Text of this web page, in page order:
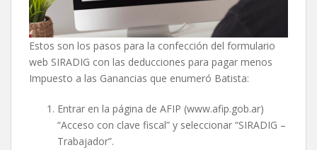
Estos son los pasos para la confección del formulario
web SIRADIG con las deducciones para pagar menos
Impuesto a las Ganancias que enumeró Batista:
Entrar en la página de AFIP (www.afip.gob.ar)
“Acceso con clave fiscal” y seleccionar “SIRADIG –
Trabajador”.